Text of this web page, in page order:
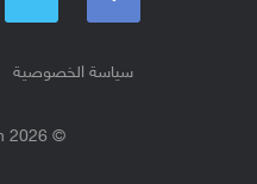
سياسة الخصوصية
© 2026 newsday-tn